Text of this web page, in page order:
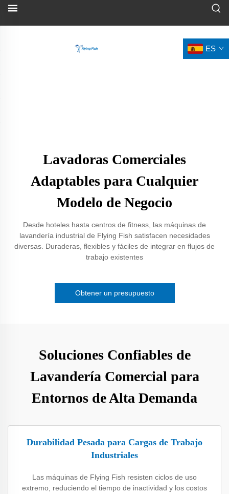
ES
Lavadoras Comerciales
Adaptables para Cualquier
Modelo de Negocio
Desde hoteles hasta centros de fitness, las máquinas de
lavandería industrial de Flying Fish satisfacen necesidades
diversas. Duraderas, flexibles y fáciles de integrar en flujos de
trabajo existentes
Obtener un presupuesto
Soluciones Confiables de
Lavandería Comercial para
Entornos de Alta Demanda
Durabilidad Pesada para Cargas de Trabajo
Industriales
Las máquinas de Flying Fish resisten ciclos de uso
extremo, reduciendo el tiempo de inactividad y los costos